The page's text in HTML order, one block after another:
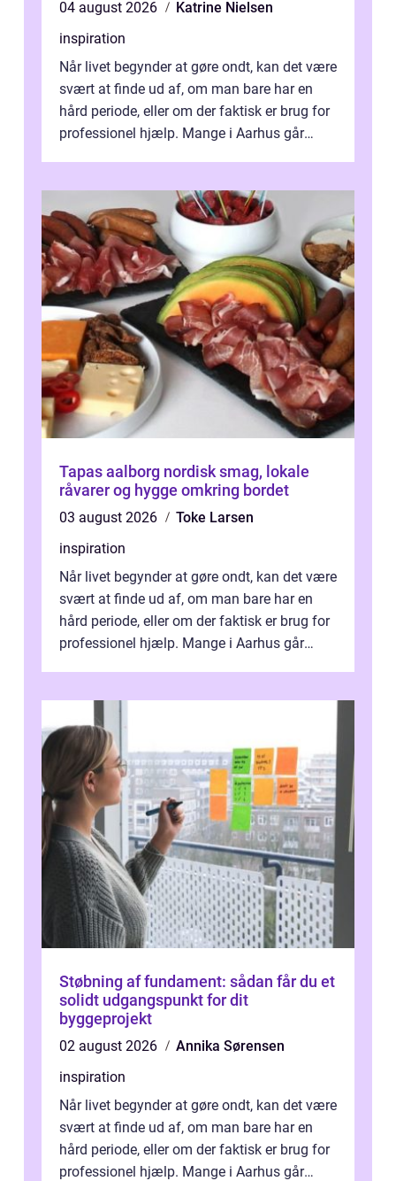
04 august 2026
Katrine Nielsen
inspiration
Når livet begynder at gøre ondt, kan det være
svært at finde ud af, om man bare har en
hård periode, eller om der faktisk er brug for
professionel hjælp. Mange i Aarhus går
Tapas aalborg nordisk smag, lokale
råvarer og hygge omkring bordet
03 august 2026
Toke Larsen
inspiration
Når livet begynder at gøre ondt, kan det være
svært at finde ud af, om man bare har en
hård periode, eller om der faktisk er brug for
professionel hjælp. Mange i Aarhus går
Støbning af fundament: sådan får du et
solidt udgangspunkt for dit
byggeprojekt
02 august 2026
Annika Sørensen
inspiration
Når livet begynder at gøre ondt, kan det være
svært at finde ud af, om man bare har en
hård periode, eller om der faktisk er brug for
professionel hjælp. Mange i Aarhus går